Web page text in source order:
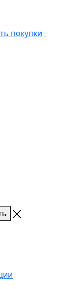
покупки